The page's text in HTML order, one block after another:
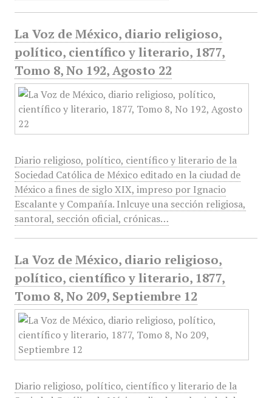
La Voz de México, diario religioso,
político, científico y literario, 1877,
Tomo 8, No 192, Agosto 22
Diario religioso, político, científico y literario de la
Sociedad Católica de México editado en la ciudad de
México a fines de siglo XIX, impreso por Ignacio
Escalante y Compañía. Inlcuye una sección religiosa,
santoral, sección oficial, crónicas…
La Voz de México, diario religioso,
político, científico y literario, 1877,
Tomo 8, No 209, Septiembre 12
Diario religioso, político, científico y literario de la